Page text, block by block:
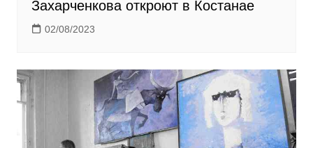
Захарченкова откроют в Костанае
02/08/2023